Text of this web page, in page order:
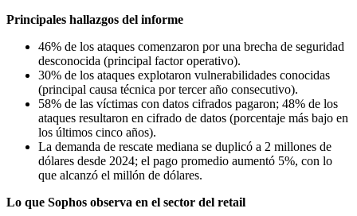
Principales hallazgos del informe
46% de los ataques comenzaron por una brecha de seguridad
desconocida (principal factor operativo).
30% de los ataques explotaron vulnerabilidades conocidas
(principal causa técnica por tercer año consecutivo).
58% de las víctimas con datos cifrados pagaron; 48% de los
ataques resultaron en cifrado de datos (porcentaje más bajo en
los últimos cinco años).
La demanda de rescate mediana se duplicó a 2 millones de
dólares desde 2024; el pago promedio aumentó 5%, con lo
que alcanzó el millón de dólares.
Lo que Sophos observa en el sector del retail